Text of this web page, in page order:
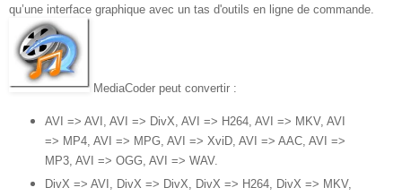
qu’une interface graphique avec un tas d'outils en ligne de commande.
MediaCoder peut convertir :
AVI => AVI, AVI => DivX, AVI => H264, AVI => MKV, AVI
=> MP4, AVI => MPG, AVI => XviD, AVI => AAC, AVI =>
MP3, AVI => OGG, AVI => WAV.
DivX => AVI, DivX => DivX, DivX => H264, DivX => MKV,